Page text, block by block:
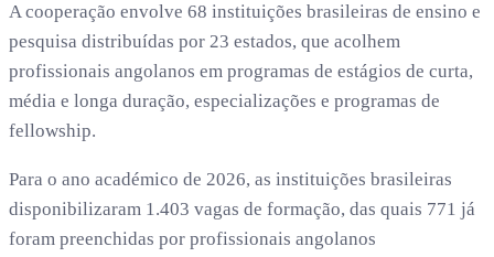
A cooperação envolve 68 instituições brasileiras de ensino e
pesquisa distribuídas por 23 estados, que acolhem
profissionais angolanos em programas de estágios de curta,
média e longa duração, especializações e programas de
fellowship.
Para o ano académico de 2026, as instituições brasileiras
disponibilizaram 1.403 vagas de formação, das quais 771 já
foram preenchidas por profissionais angolanos